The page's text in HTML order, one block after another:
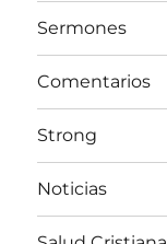
Sermones
Comentarios
Strong
Noticias